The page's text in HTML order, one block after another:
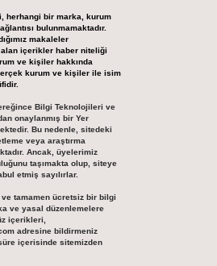
herhangi bir marka, kurum
bulunmamaktadır.
makaleler
alan içerikler haber niteliği
ve kişiler hakkında
kurum ve kişiler ile isim
Bilgi Teknolojileri ve
onaylanmış bir Yer
Bu nedenle, sitedeki
veya araştırma
Ancak, üyelerimiz
taşımakta olup, siteye
etmiş sayılırlar.
tamamen ücretsiz bir bilgi
ve yasal düzenlemelere
içerikleri,
adresine bildirmeniz
içerisinde sitemizden